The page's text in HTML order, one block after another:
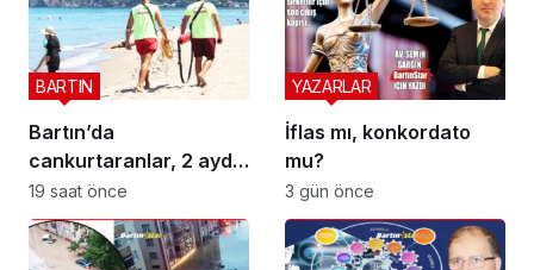
Bartın’da
cankurtaranlar, 2 ayda
bakın kaç hayat
kurtardı?
BARTIN
19 saat önce
İflas mı, konkordato
mu?
YAZARLAR
3 gün önce